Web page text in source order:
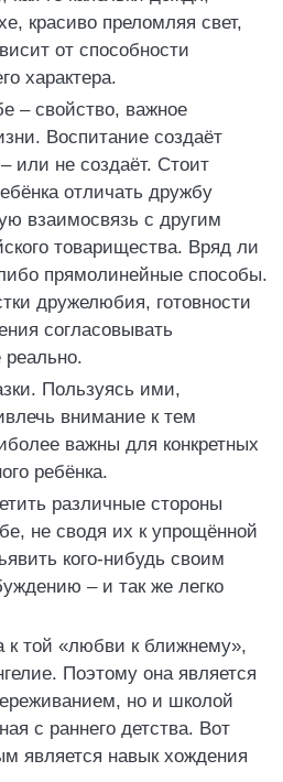
красиво преломляя свет,
от способности
характера.
– свойство, важное
Воспитание создаёт
или не создаёт. Стоит
отличать дружбу
взаимосвязь с другим
товарищества. Вряд ли
прямолинейные способы.
дружелюбия, готовности
согласовывать
реально.
Пользуясь ими,
внимание к тем
важны для конкретных
ребёнка.
различные стороны
не сводя их к упрощённой
кого-нибудь своим
– и так же легко
к той «любви к ближнему»,
Поэтому она является
но и школой
с раннего детства. Вот
является навык хождения